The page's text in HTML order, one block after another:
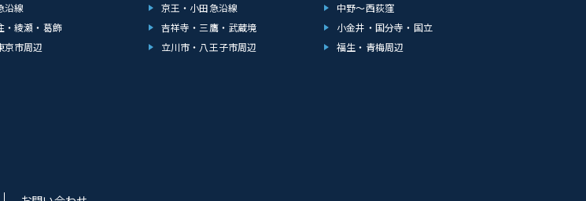
沿線 京王・小田急沿線
中野～西荻窪
・綾瀬・葛飾 吉祥寺・三鷹・武蔵境
小金井・国分寺・国立
京市周辺 立川市・八王子市周辺 福生・青梅周辺